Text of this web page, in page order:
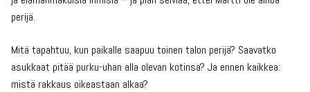
perijä.
Mitä tapahtuu, kun paikalle saapuu toinen talon perijä? Saavatko
asukkaat pitää purku-uhan alla olevan kotinsa? Ja ennen kaikkea:
mistä rakkaus oikeastaan alkaa?